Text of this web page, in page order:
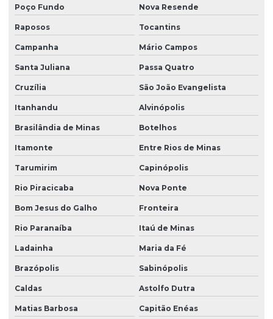
Poço Fundo Nova Resende
Raposos Tocantins
Campanha Mário Campos
Santa Juliana Passa Quatro
Cruzília São João Evangelista
Itanhandu Alvinópolis
Brasilândia de Minas Botelhos
Itamonte Entre Rios de Minas
Tarumirim Capinópolis
Rio Piracicaba Nova Ponte
Bom Jesus do Galho Fronteira
Rio Paranaíba Itaú de Minas
Ladainha Maria da Fé
Brazópolis Sabinópolis
Caldas Astolfo Dutra
Matias Barbosa Capitão Enéas